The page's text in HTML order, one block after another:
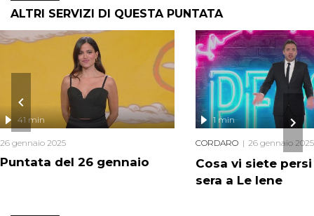
ALTRI SERVIZI DI QUESTA PUNTATA
Puntata del 26 gennaio
41 min
26 gennaio 2025
Cosa vi siete
sera a Le Iene
1 min
CORDARO 26 gennaio 2025